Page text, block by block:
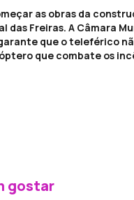
as obras da
das Freiras. A Câmara
que o teleférico
que combate os
gostar